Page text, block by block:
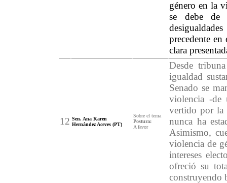
género en la
se debe de
precedente
clara
12 Sen. Ana Karen
Hernández Aceves (PT)
Sobre el tema
Postura:
A favor
Desde
igualdad
Senado se
violencia -de
vertido por la
nunca ha
Asimismo,
violencia de
intereses
ofreció su
construyendo